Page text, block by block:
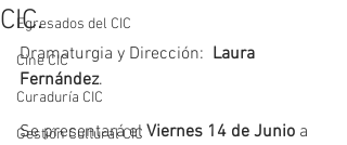
Egresados del CIC
Cine CIC
Curaduría CIC
Gestión Cultural CIC
CIC.
Dramaturgia y Dirección: Laura
Fernández.
Se presentará el Viernes 14 de Junio a